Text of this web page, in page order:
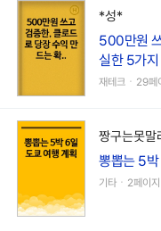
*성*
500만원
실한 5가지
재테크ㆍ29페
짱구는못말
뽕뽑는 5
기타ㆍ2페이지